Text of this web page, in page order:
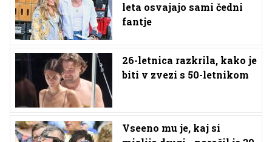
leta osvajajo sami čedni
fantje
26-letnica razkrila, kako je
biti v zvezi s 50-letnikom
Vseeno mu je, kaj si